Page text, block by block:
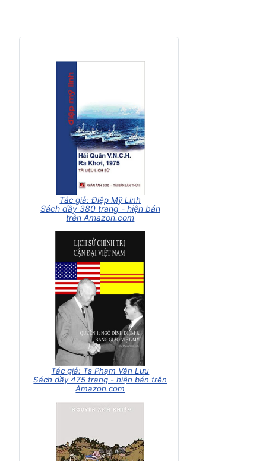
Tác giả: Điệp Mỹ Linh
Sách dầy 380 trang - hiện bán
trên Amazon.com
Tác giả: Ts Phạm Văn Lưu
Sách dầy 475 trang - hiện bán trên
Amazon.com